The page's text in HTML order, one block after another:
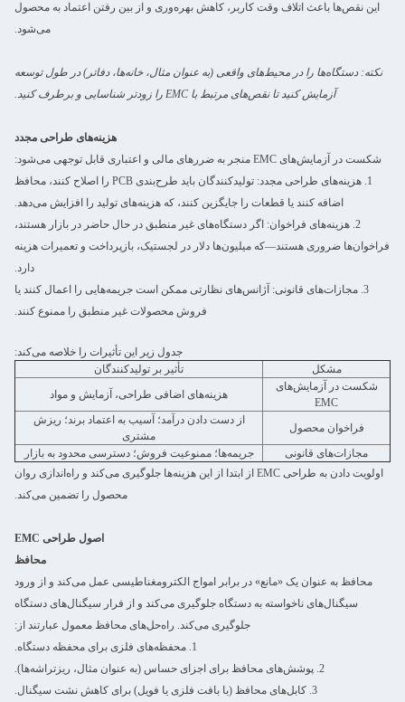
این نقص‌ها باعث اتلاف وقت کاربر، کاهش بهره‌وری و از بین رفتن اعتماد به محصول
می‌شود.
نکته: دستگاه‌ها را در محیط‌های واقعی (به عنوان مثال، خانه‌ها، دفاتر) در طول توسعه
آزمایش کنید تا نقص‌های مرتبط با EMC را زودتر شناسایی و برطرف کنید.
هزینه‌های طراحی مجدد
شکست در آزمایش‌های EMC منجر به ضررهای مالی و اعتباری قابل توجهی می‌شود:
1. هزینه‌های طراحی مجدد: تولیدکنندگان باید طرح‌بندی PCB را اصلاح کنند، محافظ
اضافه کنند یا قطعات را جایگزین کنند، که هزینه‌های تولید را افزایش می‌دهد.
2. هزینه‌های فراخوان: اگر دستگاه‌های غیر منطبق در حال حاضر در بازار هستند،
فراخوان‌ها ضروری هستند—که میلیون‌ها دلار در لجستیک، بازپرداخت و تعمیرات هزینه
دارد.
3. مجازات‌های قانونی: آژانس‌های نظارتی ممکن است جریمه‌هایی را اعمال کنند یا
فروش محصولات غیر منطبق را ممنوع کنند.
جدول زیر این تأثیرات را خلاصه می‌کند:
مشکل
تأثیر بر تولیدکنندگان
شکست در آزمایش‌های
EMC
هزینه‌های اضافی طراحی، آزمایش و مواد
فراخوان محصول
از دست دادن درآمد؛ آسیب به اعتماد برند؛ ریزش
مشتری
مجازات‌های قانونی
جریمه‌ها؛ ممنوعیت فروش؛ دسترسی محدود به بازار
اولویت دادن به طراحی EMC از ابتدا از این هزینه‌ها جلوگیری می‌کند و راه‌اندازی روان
محصول را تضمین می‌کند.
اصول طراحی EMC
محافظ
محافظ به عنوان یک «مانع» در برابر امواج الکترومغناطیسی عمل می‌کند و از ورود
سیگنال‌های ناخواسته به دستگاه جلوگیری می‌کند و از فرار سیگنال‌های دستگاه
جلوگیری می‌کند. راه‌حل‌های محافظ معمول عبارتند از:
1. محفظه‌های فلزی برای محفظه دستگاه.
2. پوشش‌های محافظ برای اجزای حساس (به عنوان مثال، ریزتراشه‌ها).
3. کابل‌های محافظ (با بافت فلزی یا فویل) برای کاهش نشت سیگنال.